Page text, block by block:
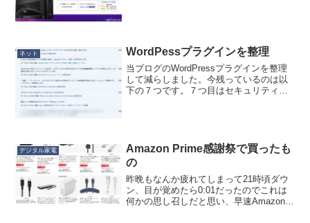
ネット WordPessプラグインを整理
当ブログのWordPressプラグインを整理
して減らしました。今残っているのは以
下の７つです。７つ目はセキュリティ関
デジタル家電
Amazon Prime感謝祭で買ったも
の
昨晩もなんか疲れてしまって21時頃ダウ
ン、目が覚めたら0:01だったのでこれは
何かの思し召しだと思い、早速Amazon